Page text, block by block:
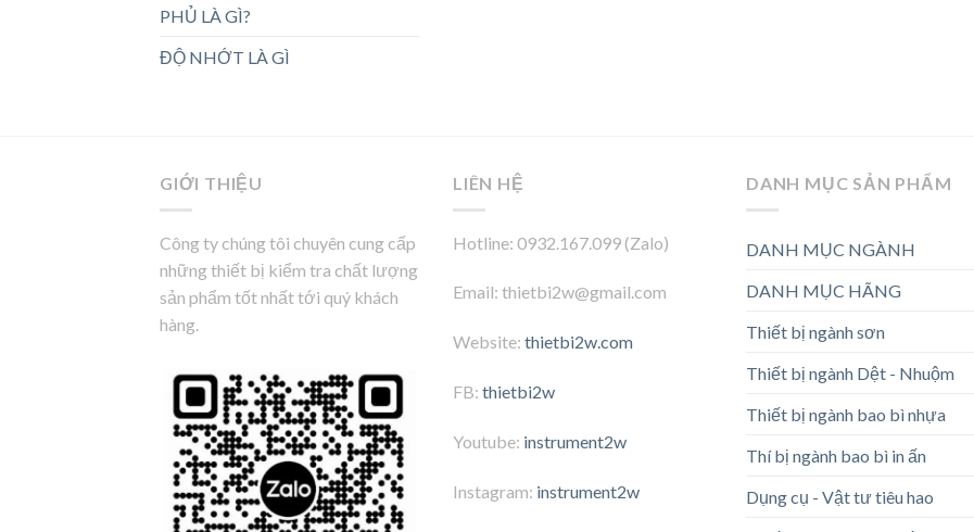
PHỦ LÀ GÌ?
ĐỘ NHỚT LÀ GÌ
GIỚI THIỆU
Công ty chúng tôi chuyên cung cấp
những thiết bị kiểm tra chất lượng
sản phẩm tốt nhất tới quý khách
hàng.
LIÊN HỆ
Hotline: 0932.167.099 (Zalo)
Email: thietbi2w@gmail.com
Website: thietbi2w.com
FB: thietbi2w
Youtube: instrument2w
Instagram: instrument2w
DANH MỤC SẢN PHẨM
DANH MỤC NGÀNH
DANH MỤC HÃNG
Thiết bị ngành sơn
Thiết bị ngành Dệt - Nhuộm
Thiết bị ngành bao bì nhựa
Thí bị ngành bao bì in ấn
Dụng cụ - Vật tư tiêu hao